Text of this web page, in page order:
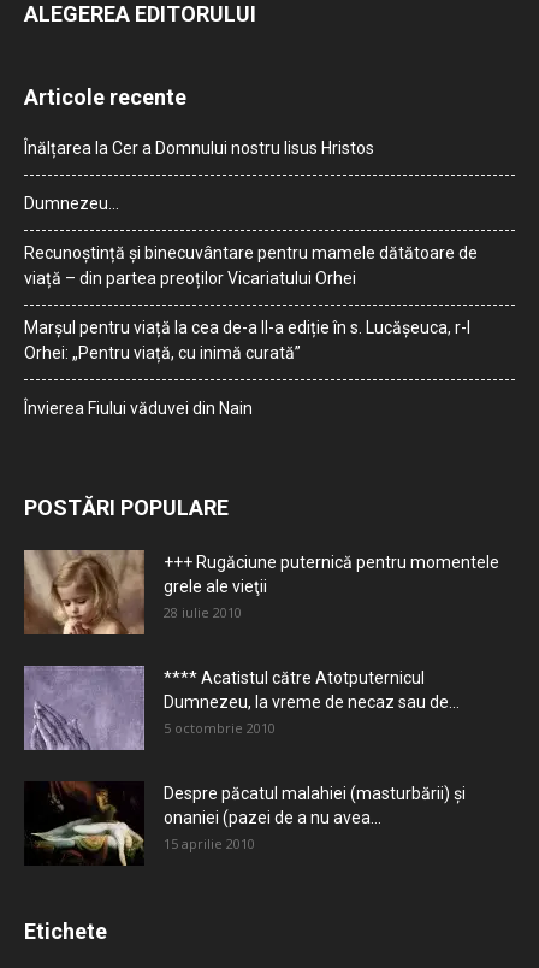
ALEGEREA EDITORULUI
Articole recente
Înălțarea la Cer a Domnului nostru Iisus Hristos
Dumnezeu…
Recunoștință și binecuvântare pentru mamele dătătoare de
viață – din partea preoților Vicariatului Orhei
Marșul pentru viață la cea de-a II-a ediție în s. Lucășeuca, r-l
Orhei: „Pentru viață, cu inimă curată”
Învierea Fiului văduvei din Nain
POSTĂRI POPULARE
+++ Rugăciune puternică pentru momentele
grele ale vieţii
28 iulie 2010
**** Acatistul către Atotputernicul
Dumnezeu, la vreme de necaz sau de...
5 octombrie 2010
Despre păcatul malahiei (masturbării) şi
onaniei (pazei de a nu avea...
15 aprilie 2010
Etichete